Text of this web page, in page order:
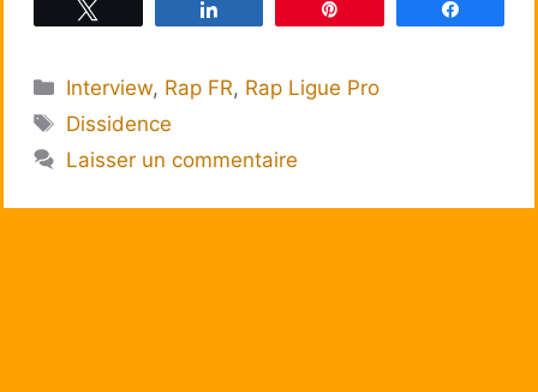
Catégories
Interview, Rap FR, Rap Ligue Pro
Étiquettes
Dissidence
Laisser un commentaire